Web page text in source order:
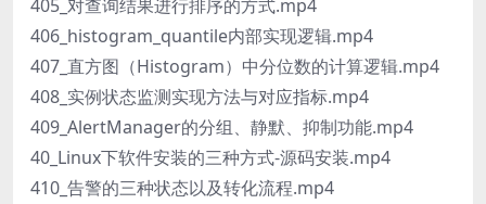
405_对查询结果进行排序的方式.mp4
406_histogram_quantile内部实现逻辑.mp4
407_直方图（Histogram）中分位数的计算逻辑.mp4
408_实例状态监测实现方法与对应指标.mp4
409_AlertManager的分组、静默、抑制功能.mp4
40_Linux下软件安装的三种方式-源码安装.mp4
410_告警的三种状态以及转化流程.mp4